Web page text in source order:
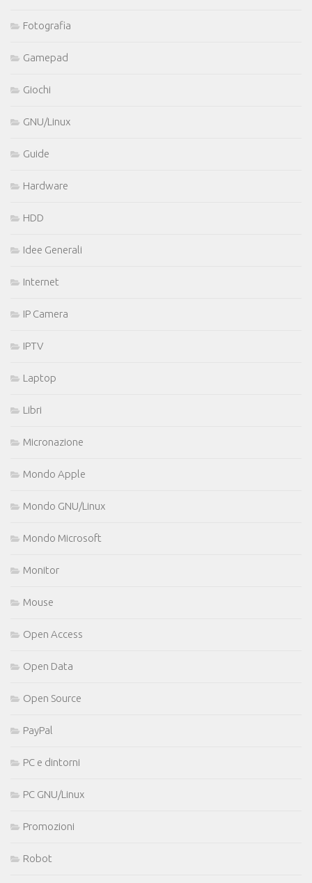
Fotografia
Gamepad
Giochi
GNU/Linux
Guide
Hardware
HDD
Idee Generali
Internet
IP Camera
IPTV
Laptop
Libri
Micronazione
Mondo Apple
Mondo GNU/Linux
Mondo Microsoft
Monitor
Mouse
Open Access
Open Data
Open Source
PayPal
PC e dintorni
PC GNU/Linux
Promozioni
Robot